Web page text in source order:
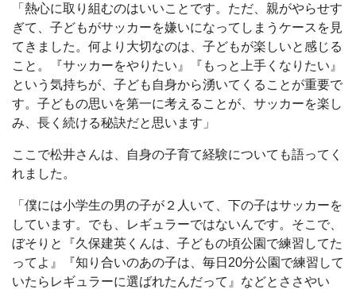
「熱心に取り組むのはいいことです。ただ、親がやらせす
ぎて、子どもがサッカーを嫌いになってしまうケースを見
てきました。何より大切なのは、子どもが楽しいと感じる
こと。『サッカーをやりたい』『もっと上手くなりたい』
という気持ちが、子ども自身から湧いてくることが重要で
す。子どもの思いを第一に考えることが、サッカーを楽し
み、長く続ける秘訣だと思います」
ここで松井さんは、自身の子育て経験についても語ってく
れました。
「僕には小学生の男の子が２人いて、下の子はサッカーを
しています。でも、レギュラーではないんです。そこで、
ぼそりと『久保建英くんは、子どもの頃公園で練習してた
ってよ』『知り合いのあの子は、毎日20分公園で練習して
いたらレギュラーに選ばれたんだって』などとささやい